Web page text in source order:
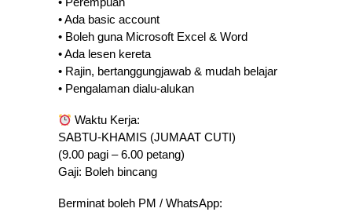
• Ada basic account
• Boleh guna Microsoft Excel & Word
• Ada lesen kereta
• Rajin, bertanggungjawab & mudah belajar
• Pengalaman dialu-alukan
Waktu Kerja:
SABTU-KHAMIS (JUMAAT CUTI)
(9.00 pagi – 6.00 petang)
Gaji: Boleh bincang
Berminat boleh PM / WhatsApp: